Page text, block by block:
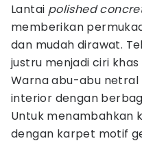
Lantai polished
memberikan
dan mudah dirawat.
justru menjadi ciri
Warna abu-abu
interior dengan
Untuk menambahkan
dengan karpet motif